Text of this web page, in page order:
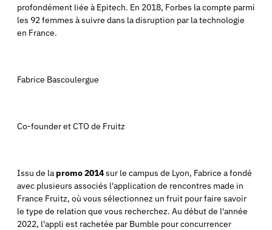
profondément liée à Epitech. En 2018, Forbes la compte parmi
les 92 femmes à suivre dans la disruption par la technologie
en France.
Fabrice Bascoulergue
Co-founder et CTO de Fruitz
Issu de la promo 2014sur le campus de Lyon, Fabrice a fondé
avec plusieurs associés l'application de rencontres made in
France Fruitz, où vous sélectionnez un fruit pour faire savoir
le type de relation que vous recherchez. Au début de l'année
2022, l'appli est rachetée par Bumble pour concurrencer